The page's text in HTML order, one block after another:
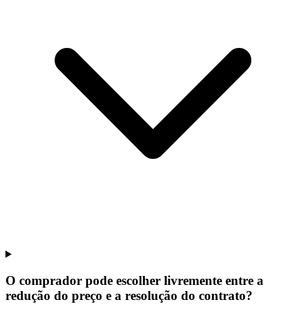
O comprador pode escolher livremente entre a
redução do preço e a resolução do contrato?